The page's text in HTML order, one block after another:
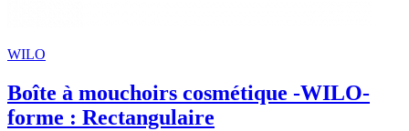
WILO
Boîte à mouchoirs cosmétique -WILO-
forme : Rectangulaire